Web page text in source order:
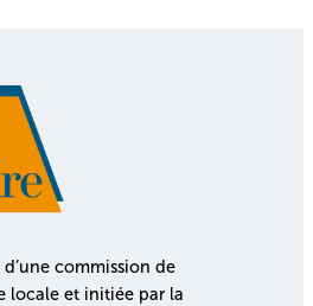
d’une commission de
locale et initiée par la